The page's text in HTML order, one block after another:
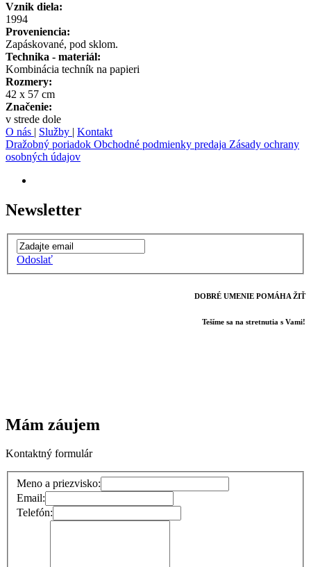
Vznik diela:
1994
Proveniencia:
Zapáskované, pod sklom.
Technika - materiál:
Kombinácia techník na papieri
Rozmery:
42 x 57 cm
Značenie:
v strede dole
O nás | Služby | Kontakt
Dražobný poriadok Obchodné podmienky predaja Zásady ochrany
osobných údajov
Newsletter
Odoslať
DOBRÉ UMENIE POMÁHA ŽIŤ
Tešíme sa na stretnutia s Vami!
Mám záujem
Kontaktný formulár
Meno a priezvisko:
Email:
Telefón: